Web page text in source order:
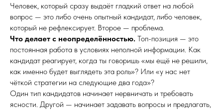
Человек, который сразу выдаёт гладкий ответ на любой
вопрос — это либо очень опытный кандидат, либо человек,
который не рефлексирует. Второе — проблема.
Что делает с неопределённостью. Топ-позиция — это
постоянная работа в условиях неполной информации. Как
кандидат реагирует, когда ты говоришь «мы ещё не решили,
как именно будет выглядеть эта роль»? Или «у нас нет
чёткой стратегии на следующие два года»?
Один тип кандидатов начинает нервничать и требовать
ясности. Другой — начинает задавать вопросы и предлагать,